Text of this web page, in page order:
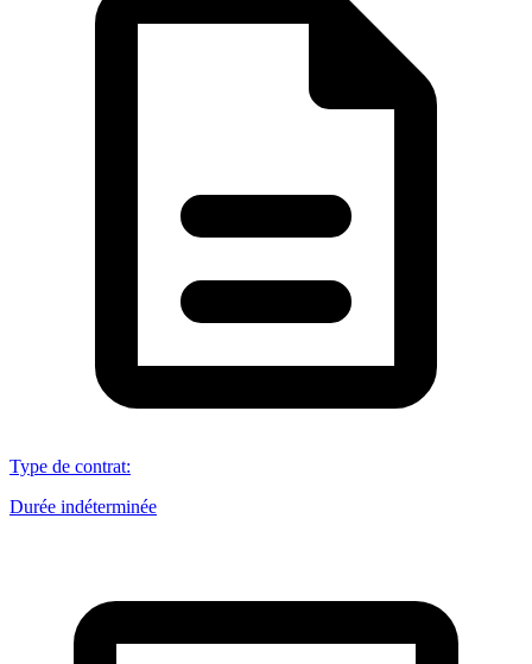
Type de contrat:
Durée indéterminée